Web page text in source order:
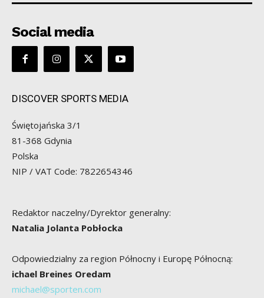
Social media
DISCOVER SPORTS MEDIA
Świętojańska 3/1
81-368 Gdynia
Polska
NIP / VAT Code: 7822654346
Redaktor naczelny/Dyrektor generalny:
Natalia Jolanta Pobłocka
Odpowiedzialny za region Północny i Europę Północną:
ichael Breines Oredam
michael@sporten.com